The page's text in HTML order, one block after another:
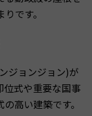
です。
ジョンジョン)が
位式や重要な国事
高い建築です。